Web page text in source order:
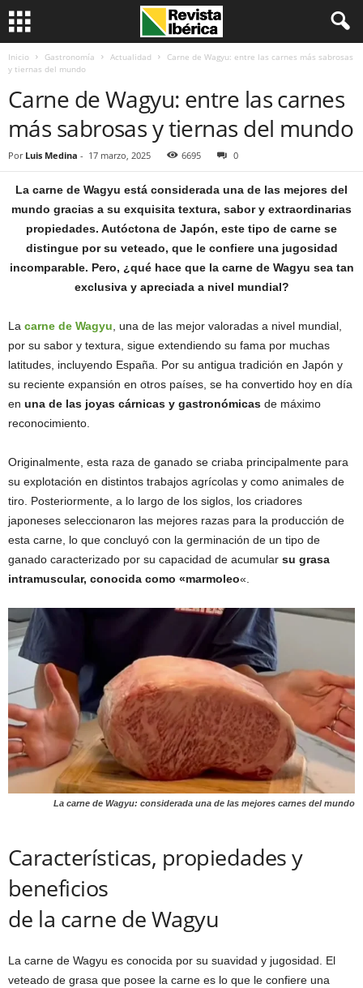
Inicio Gastronomía Actualidad
Carne de Wagyu: entre las carnes más sabrosas
y tiernas del mundo
Carne de Wagyu: entre las carnes
más sabrosas y tiernas del mundo
Por Luis Medina - 17 marzo, 2025 6695 0
La carne de Wagyu está considerada una de las mejores del
mundo gracias a su exquisita textura, sabor y extraordinarias
propiedades. Autóctona de Japón, este tipo de carne se
distingue por su veteado, que le confiere una jugosidad
incomparable. Pero, ¿qué hace que la carne de Wagyu sea tan
exclusiva y apreciada a nivel mundial?
La carne de Wagyu , una de las mejor valoradas a nivel mundial,
por su sabor y textura, sigue extendiendo su fama por muchas
latitudes, incluyendo España. Por su antigua tradición en Japón y
su reciente expansión en otros países, se ha convertido hoy en día
en una de las joyas cárnicas y gastronómicas de máximo
reconocimiento.
Originalmente, esta raza de ganado se criaba principalmente para
su explotación en distintos trabajos agrícolas y como animales de
tiro. Posteriormente, a lo largo de los siglos, los criadores
japoneses seleccionaron las mejores razas para la producción de
esta carne, lo que concluyó con la germinación de un tipo de
ganado caracterizado por su capacidad de acumular su grasa
intramuscular, conocida como «marmoleo«.
La carne de Wagyu: considerada una de las mejores carnes del mundo
Características, propiedades y
beneficios
de la carne de Wagyu
La carne de Wagyu es conocida por su suavidad y jugosidad. El
veteado de grasa que posee la carne es lo que le confiere una